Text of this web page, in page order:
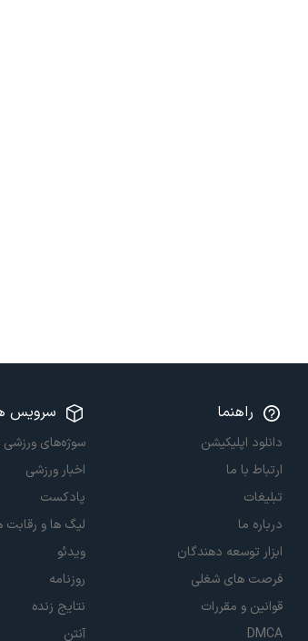
راهنما
دانلود اپلیکیشن
ارتباط با ما
تبلیغات
درباره ما
ابزار توسعه دهندگان
فرصت های شغلی
قوانین و مقررات
DMCA
سرویس
سوژه‌های ورزشی
اخبار ورزشی
پادکست
لیگ ها و رقابت
ویدئو
روزنامه
نتایج زنده
آنتن